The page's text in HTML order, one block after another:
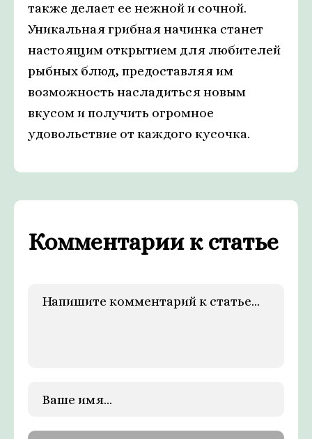
также делает ее нежной и сочной.
Уникальная грибная начинка станет
настоящим открытием для любителей
рыбных блюд, предоставляя им
возможность насладиться новым
вкусом и получить огромное
удовольствие от каждого кусочка.
Комментарии к статье